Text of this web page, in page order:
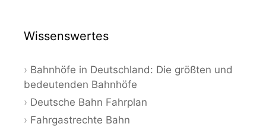
Wissenswertes
Bahnhöfe in Deutschland: Die größten und
bedeutenden Bahnhöfe
Deutsche Bahn Fahrplan
Fahrgastrechte Bahn